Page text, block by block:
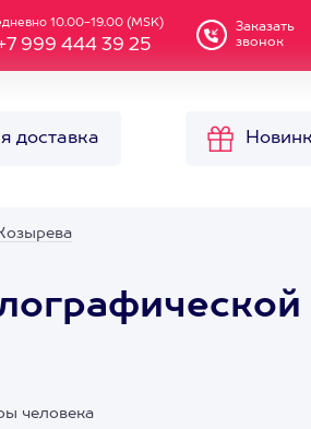
10.00-19.00 (MSK)
999 444 39 25
Заказать
звонок
доставка
человека